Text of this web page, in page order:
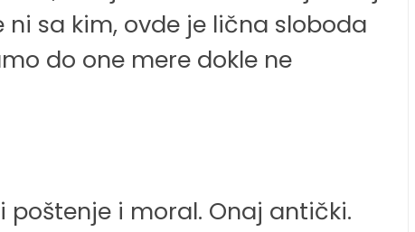
sa kim, ovde je lična sloboda
do one mere dokle ne
i moral. Onaj antički.